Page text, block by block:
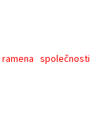
společnosti